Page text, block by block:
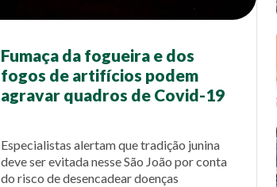
Fumaça da fogueira e dos
fogos de artifícios podem
agravar quadros de Covid-19
Especialistas alertam que tradição junina
deve ser evitada nesse São João por conta
do risco de desencadear doenças